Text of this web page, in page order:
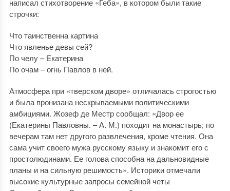
строчки:
Что таинственна картина
Что явленье девы сей?
По челу – Екатерина
По очам – огнь Павлов в ней.
Атмосфера при «тверском дворе» отличалась строгостью
и была пронизана нескрываемыми политическими
амбициями. Жозеф де Местр сообщал: «Двор ее
(Екатерины Павловны. – А. М.) походит на монастырь; по
вечерам там нет другого развлечения, кроме чтения. Она
сама учит своего мужа русскому языку и знакомит его с
простолюдинами. Ее голова способна на дальновидные
планы и на сильную решимость». Историки отмечали
высокие культурные запросы семейной четы